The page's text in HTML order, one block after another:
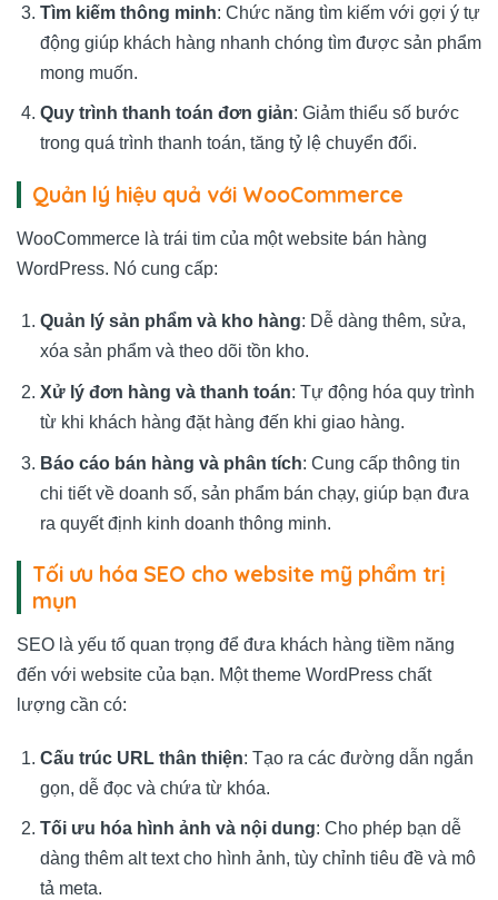
Tìm kiếm thông minh: Chức năng tìm kiếm với gợi ý tự
động giúp khách hàng nhanh chóng tìm được sản phẩm
mong muốn.
Quy trình thanh toán đơn giản: Giảm thiểu số bước
trong quá trình thanh toán, tăng tỷ lệ chuyển đổi.
Quản lý hiệu quả với WooCommerce
WooCommerce là trái tim của một website bán hàng
WordPress. Nó cung cấp:
Quản lý sản phẩm và kho hàng: Dễ dàng thêm, sửa,
xóa sản phẩm và theo dõi tồn kho.
Xử lý đơn hàng và thanh toán: Tự động hóa quy trình
từ khi khách hàng đặt hàng đến khi giao hàng.
Báo cáo bán hàng và phân tích: Cung cấp thông tin
chi tiết về doanh số, sản phẩm bán chạy, giúp bạn đưa
ra quyết định kinh doanh thông minh.
Tối ưu hóa SEO cho website mỹ phẩm trị
mụn
SEO là yếu tố quan trọng để đưa khách hàng tiềm năng
đến với website của bạn. Một theme WordPress chất
lượng cần có:
Cấu trúc URL thân thiện: Tạo ra các đường dẫn ngắn
gọn, dễ đọc và chứa từ khóa.
Tối ưu hóa hình ảnh và nội dung: Cho phép bạn dễ
dàng thêm alt text cho hình ảnh, tùy chỉnh tiêu đề và mô
tả meta.